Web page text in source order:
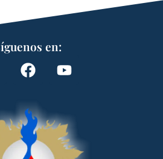
en: